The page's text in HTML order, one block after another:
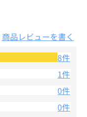
商品レビューを書く
8件
1件
0件
0件